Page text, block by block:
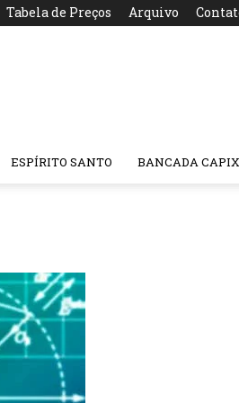
Tabela de Preços Arquivo
ESPÍRITO SANTO BANCADA